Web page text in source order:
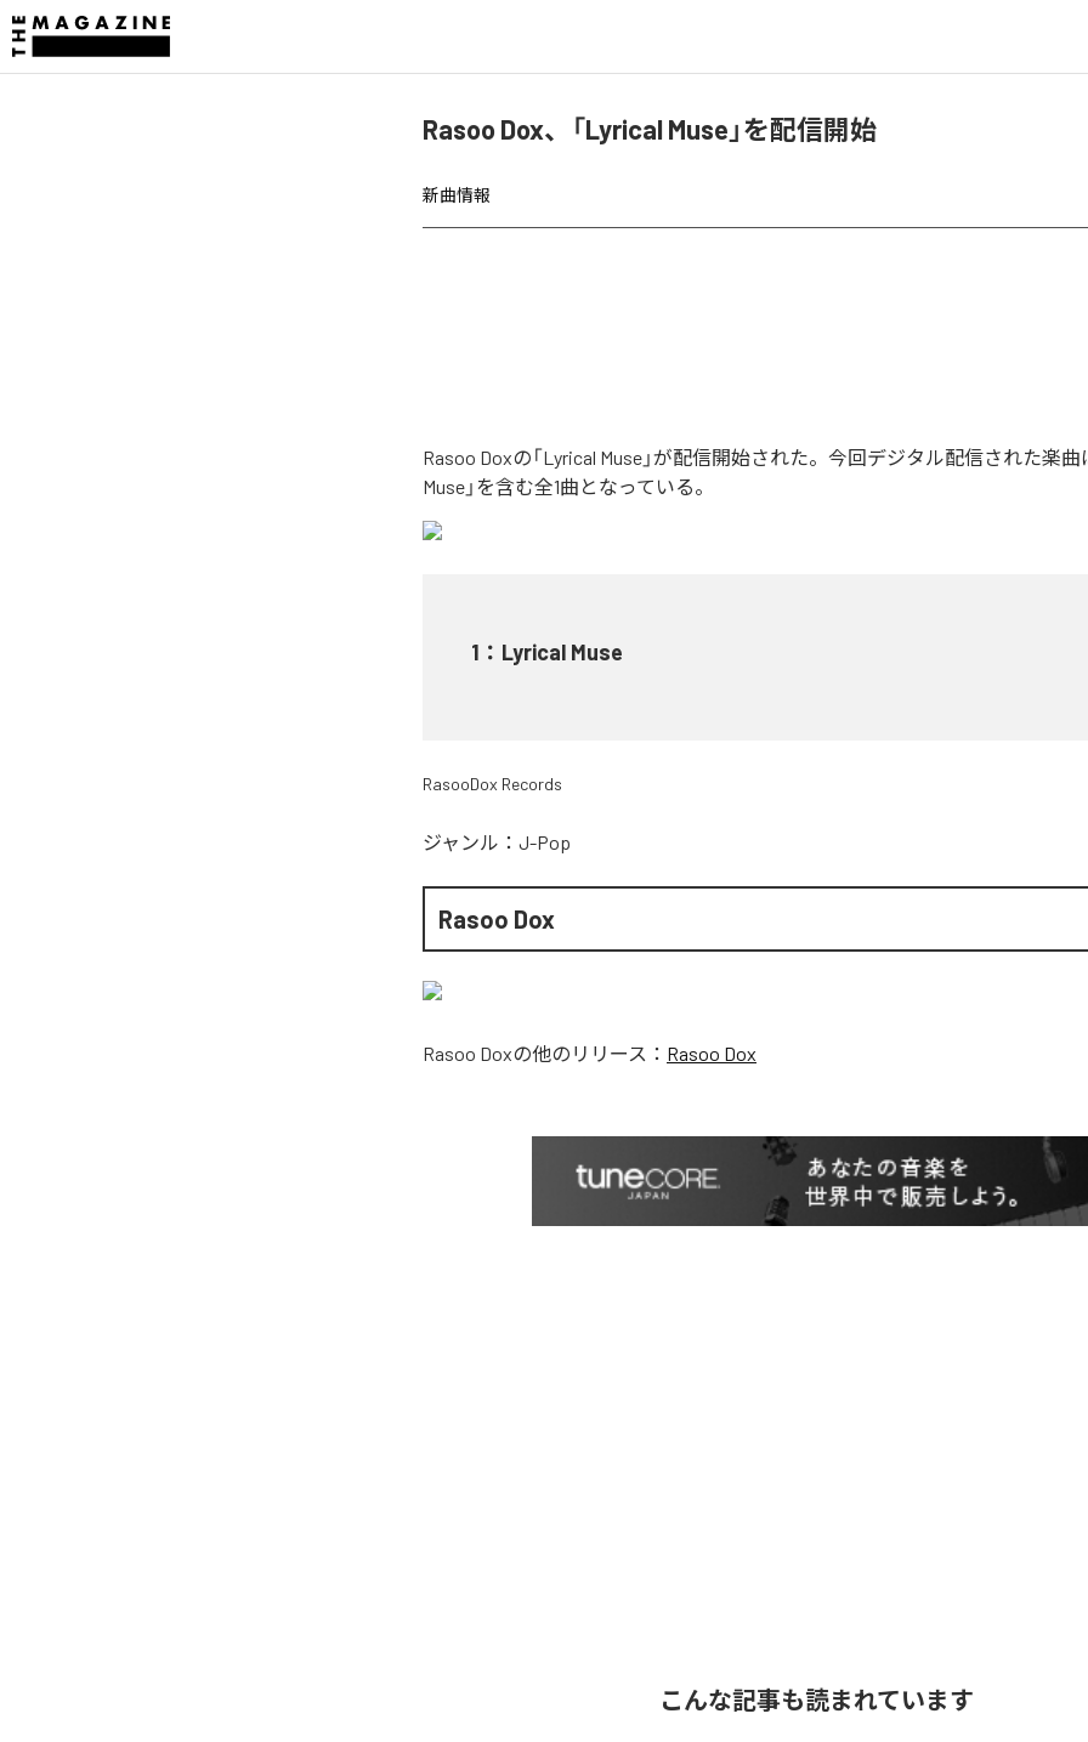
Rasoo Dox、「Lyrical Muse」を配信開始
新曲情報
Rasoo Doxの「Lyrical Muse」が配信開始された。今回デジタル配信された楽曲
Muse」を含む全1曲となっている。
1 ： Lyrical Muse
RasooDox Records
ジャンル： J-Pop
Rasoo Dox
Rasoo Doxの他のリリース： Rasoo Dox
こんな記事も読まれています